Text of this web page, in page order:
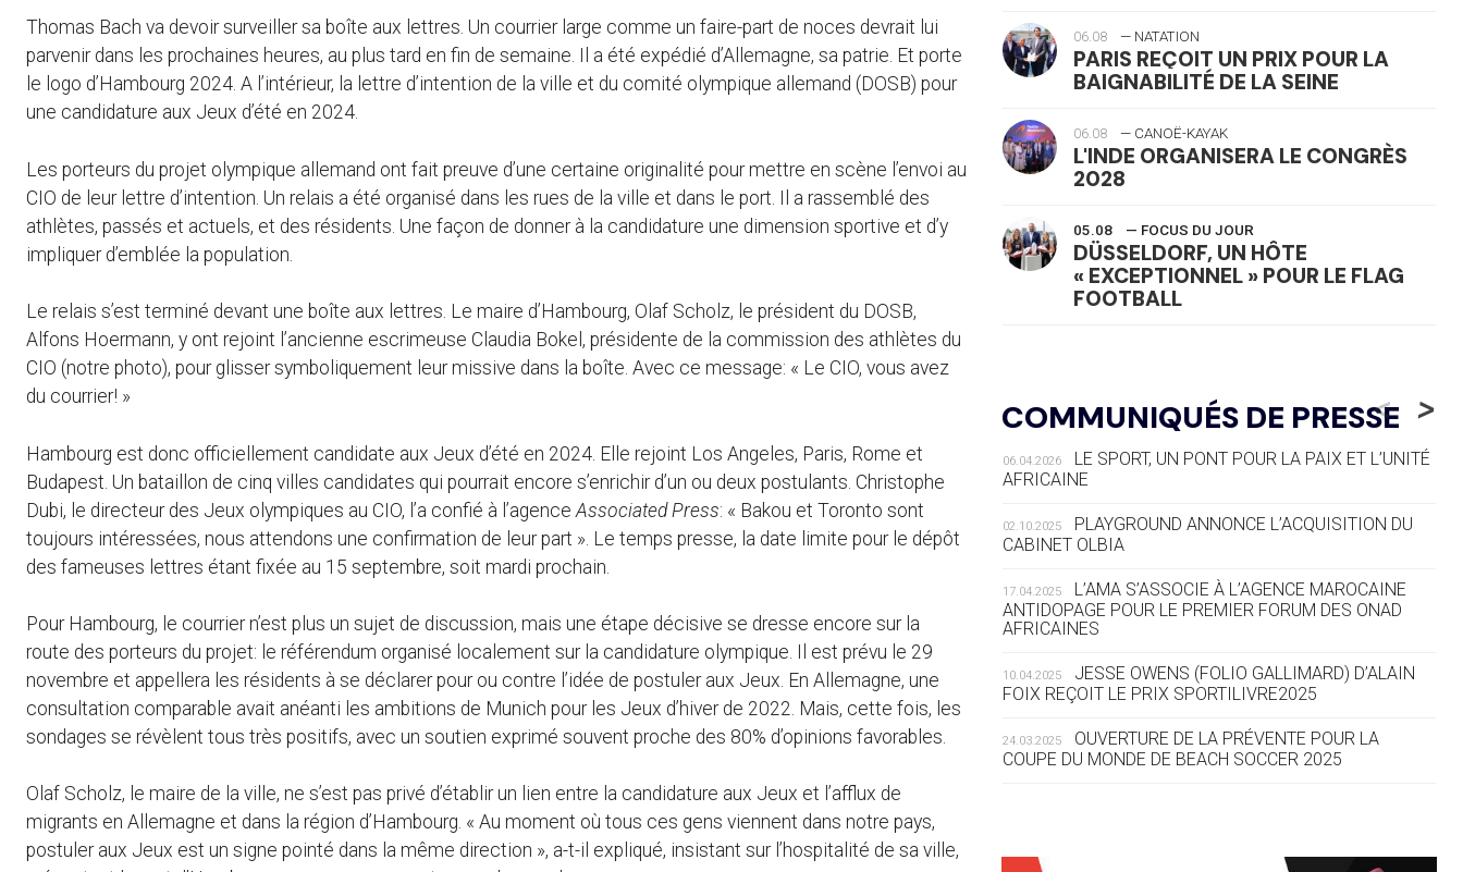
Thomas Bach va devoir surveiller sa boîte aux lettres. Un courrier large comme un faire-part de noces devrait lui
parvenir dans les prochaines heures, au plus tard en fin de semaine. Il a été expédié d’Allemagne, sa patrie. Et porte
le logo d’Hambourg 2024. A l’intérieur, la lettre d’intention de la ville et du comité olympique allemand (DOSB) pour
une candidature aux Jeux d’été en 2024.
Les porteurs du projet olympique allemand ont fait preuve d’une certaine originalité pour mettre en scène l’envoi au
CIO de leur lettre d’intention. Un relais a été organisé dans les rues de la ville et dans le port. Il a rassemblé des
athlètes, passés et actuels, et des résidents. Une façon de donner à la candidature une dimension sportive et d’y
impliquer d’emblée la population.
Le relais s’est terminé devant une boîte aux lettres. Le maire d’Hambourg, Olaf Scholz, le président du DOSB,
Alfons Hoermann, y ont rejoint l’ancienne escrimeuse Claudia Bokel, présidente de la commission des athlètes du
CIO (notre photo), pour glisser symboliquement leur missive dans la boîte. Avec ce message: « Le CIO, vous avez
du courrier! »
Hambourg est donc officiellement candidate aux Jeux d’été en 2024. Elle rejoint Los Angeles, Paris, Rome et
Budapest. Un bataillon de cinq villes candidates qui pourrait encore s’enrichir d’un ou deux postulants. Christophe
Dubi, le directeur des Jeux olympiques au CIO, l’a confié à l’agence Associated Press: « Bakou et Toronto sont
toujours intéressées, nous attendons une confirmation de leur part ». Le temps presse, la date limite pour le dépôt
des fameuses lettres étant fixée au 15 septembre, soit mardi prochain.
Pour Hambourg, le courrier n’est plus un sujet de discussion, mais une étape décisive se dresse encore sur la
route des porteurs du projet: le référendum organisé localement sur la candidature olympique. Il est prévu le 29
novembre et appellera les résidents à se déclarer pour ou contre l’idée de postuler aux Jeux. En Allemagne, une
consultation comparable avait anéanti les ambitions de Munich pour les Jeux d’hiver de 2022. Mais, cette fois, les
sondages se révèlent tous très positifs, avec un soutien exprimé souvent proche des 80% d’opinions favorables.
Olaf Scholz, le maire de la ville, ne s’est pas privé d’établir un lien entre la candidature aux Jeux et l’afflux de
migrants en Allemagne et dans la région d’Hambourg. « Au moment où tous ces gens viennent dans notre pays,
postuler aux Jeux est un signe pointé dans la même direction », a-t-il expliqué, insistant sur l’hospitalité de sa ville,
06.08 — NATATION
PARIS REÇOIT UN PRIX POUR LA
BAIGNABILITÉ DE LA SEINE
06.08 — CANOË-KAYAK
L'INDE ORGANISERA LE CONGRÈS
2028
05.08 — FOCUS DU JOUR
DÜSSELDORF, UN HÔTE
« EXCEPTIONNEL » POUR LE FLAG
FOOTBALL
LE RÊVE DE VOIR LA LUGE ALPINE
AUX JO « N'EST PAS FINI »
05.08 — TIR À L'ARC
DES MONDIAUX À BRISBANE SUR LA
ROUTE DES JO 2032
LE VILLAGE OLYMPIQUE DES ARAVIS
SE DESSINE
LE COJOP A TROUVÉ SON VILLAGE
OLYMPIQUE LYONNAIS
04.08 — ALLEMAGNE
COMMUNIQUÉS DE PRESSE
<
06.04.2026
LE SPORT, UN PONT POUR LA PAIX ET L’UNITÉ
AFRICAINE
02.10.2025
PLAYGROUND ANNONCE L’ACQUISITION DU
CABINET OLBIA
17.04.2025
L’AMA S’ASSOCIE À L’AGENCE MAROCAINE
ANTIDOPAGE POUR LE PREMIER FORUM DES ONAD
AFRICAINES
10.04.2025
JESSE OWENS (FOLIO GALLIMARD) D’ALAIN
FOIX REÇOIT LE PRIX SPORTILIVRE2025
24.03.2025
OUVERTURE DE LA PRÉVENTE POUR LA
COUPE DU MONDE DE BEACH SOCCER 2025
>